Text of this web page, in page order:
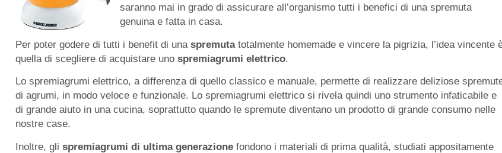
saranno mai in grado di assicurare all’organismo tutti i benefici di una spremuta
genuina e fatta in casa.
Per poter godere di tutti i benefit di una spremutatotalmente homemade e vincere la pigrizia, l’idea vincente
quella di scegliere di acquistare uno spremiagrumi elettrico.
Lo spremiagrumi elettrico, a differenza di quello classico e manuale, permette di realizzare deliziose
di agrumi, in modo veloce e funzionale. Lo spremiagrumi elettrico si rivela quindi uno strumento infaticabile e
di grande aiuto in una cucina, soprattutto quando le spremute diventano un prodotto di grande consumo nelle
nostre case.
Inoltre, gli spremiagrumi di ultima generazione fondono i materiali di prima qualità, studiati appositamente